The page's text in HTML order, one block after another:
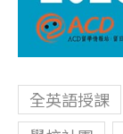
全英語授課